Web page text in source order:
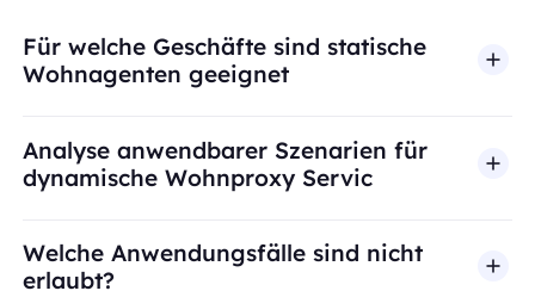
Für welche Geschäfte sind statische
Wohnagenten geeignet
Analyse anwendbarer Szenarien für
dynamische Wohnproxy Servic
Welche Anwendungsfälle sind nicht
erlaubt?